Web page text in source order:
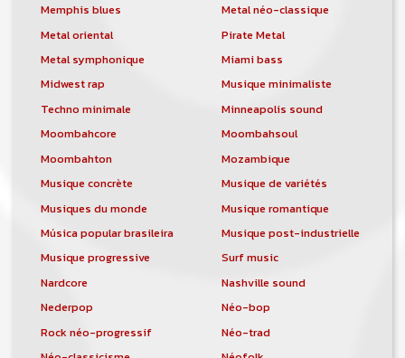
Memphis blues
Metal néo-classique
Metal oriental
Pirate Metal
Metal symphonique
Miami bass
Midwest rap
Musique minimaliste
Techno minimale
Minneapolis sound
Moombahcore
Moombahsoul
Moombahton
Mozambique
Musique concrète
Musique de variétés
Musiques du monde
Musique romantique
Música popular brasileira
Musique post-industrielle
Musique progressive
Surf music
Nardcore
Nashville sound
Nederpop
Néo-bop
Rock néo-progressif
Néo-trad